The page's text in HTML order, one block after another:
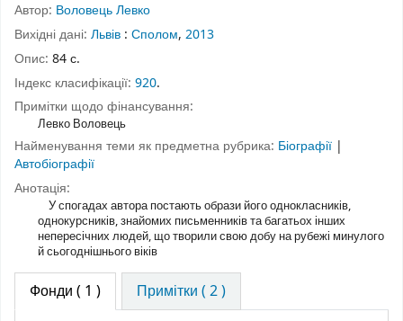
Автор: Воловець Левко
Вихідні дані: Львів : Сполом, 2013
Опис: 84 с.
Індекс класифікації: 920.
Примітки щодо фінансування:
Левко Воловець
Найменування теми як предметна рубрика: Біографії |
Автобіографії
Анотація:
У спогадах автора постають образи його однокласників,
однокурсників, знайомих письменників та багатьох інших
непересічних людей, що творили свою добу на рубежі минулого
й сьогоднішнього віків
Фонди ( 1 ) Примітки ( 2 )